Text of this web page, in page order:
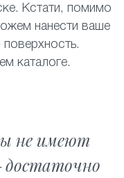
Кстати, помимо
нанести ваше
каталоге.
не имеют
достаточно